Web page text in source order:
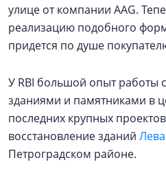
улице от компании AAG.
реализацию подобного
придется по душе
У RBI большой опыт работы
зданиями и памятниками в
последних крупных
восстановление зданий
Петроградском районе.